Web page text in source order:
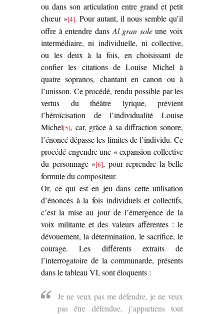
ou dans son articulation entre grand et petit
chœur »[4]. Pour autant, il nous semble qu’il
offre à entendre dans Al gran soleune voix
intermédiaire, ni individuelle, ni collective,
ou les deux à la fois, en choisissant de
confier les citations de Louise Michel à
quatre sopranos, chantant en canon ou à
l’unisson. Ce procédé, rendu possible par les
vertus du théâtre lyrique, prévient
l’héroïcisation de l’individualité Louise
Michel[5], car, grâce à sa diffraction sonore,
l’énoncé dépasse les limites de l’individu. Ce
procédé engendre une « expansion collective
du personnage »[6], pour reprendre la belle
formule du compositeur.
Or, ce qui est en jeu dans cette utilisation
d’énoncés à la fois individuels et collectifs,
c’est la mise au jour de l’émergence de la
voix militante et des valeurs afférentes : le
dévouement, la détermination, le sacrifice, le
courage. Les différents extraits de
l’interrogatoire de la communarde, présents
dans le tableau VI, sont éloquents :
Je ne veux pas me défendre, je ne veux
pas être défendue, j’appartiens tout